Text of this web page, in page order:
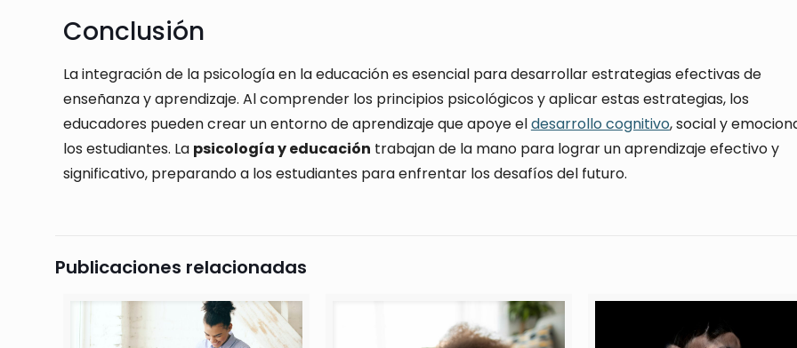
Conclusión
La integración de la psicología en la educación es esencial para desarrollar estrategias efectivas de
enseñanza y aprendizaje. Al comprender los principios psicológicos y aplicar estas estrategias, los
educadores pueden crear un entorno de aprendizaje que apoye eldesarrollo cognitivo, social y
los estudiantes. La psicología y educación trabajan de la mano para lograr un aprendizaje efectivo y
significativo, preparando a los estudiantes para enfrentar los desafíos del futuro.
Publicaciones relacionadas